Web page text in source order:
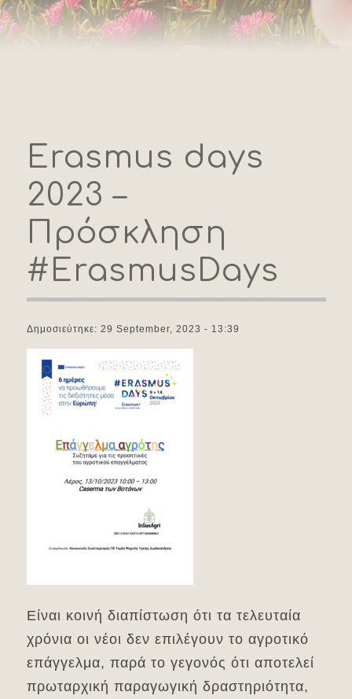
Erasmus days
2023 –
Πρόσκληση
#ErasmusDays
Δημοσιεύτηκε: 29 September, 2023 - 13:39
Είναι κοινή διαπίστωση ότι τα τελευταία
χρόνια οι νέοι δεν επιλέγουν το αγροτικό
επάγγελμα, παρά το γεγονός ότι αποτελεί
πρωταρχική παραγωγική δραστηριότητα,